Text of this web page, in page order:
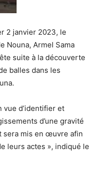
2 janvier 2023, le
Nouna, Armel Sama
suite à la découverte
balles dans les
vue d’identifier et
d’une gravité
sera mis en œuvre afin
leurs actes », indiqué le